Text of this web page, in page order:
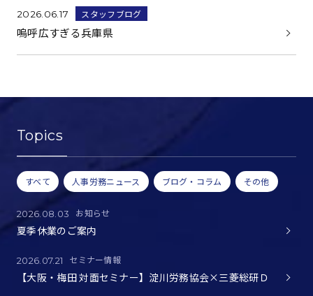
Topics
すべて 人事労務ニュース ブログ・コラム その他
2026.08.03 お知らせ
夏季休業のご案内
2026.07.21 セミナー情報
【大阪・梅田 対面セミナー】淀川労務協会×三菱総研Ｄ
2026.06.17 スタッフブログ
嗚呼広すぎる兵庫県